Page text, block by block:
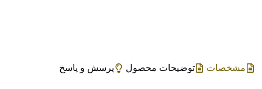
مشخصات توضیحات محصول پرسش و پاسخ